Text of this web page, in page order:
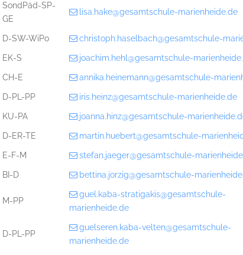
SondPäd-SP-
GE
lisa.hake@gesamtschule-marienheide.de
D-SW-WiPo christoph.haselbach@gesamtschule-
EK-S joachim.hehl@gesamtschule-
CH-E annika.heinemann@gesamtschule-
D-PL-PP iris.heinz@gesamtschule-marienheide.de
KU-PA joanna.hinz@gesamtschule-
D-ER-TE martin.huebert@gesamtschule-
E-F-M stefan.jaeger@gesamtschule-
BI-D bettina.jorzig@gesamtschule-
M-PP
guel.kaba-stratigakis@gesamtschule-
marienheide.de
D-PL-PP
guelseren.kaba-velten@gesamtschule-
marienheide.de